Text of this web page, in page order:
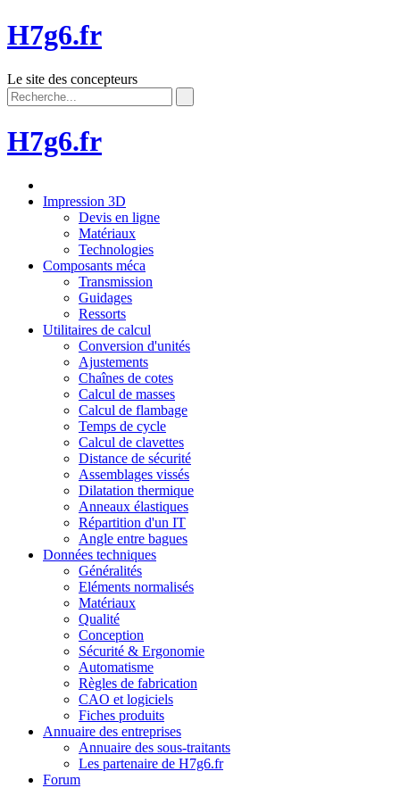
H7g6.fr
Le site des concepteurs
H7g6.fr
Impression 3D
Devis en ligne
Matériaux
Technologies
Composants méca
Transmission
Guidages
Ressorts
Utilitaires de calcul
Conversion d'unités
Ajustements
Chaînes de cotes
Calcul de masses
Calcul de flambage
Temps de cycle
Calcul de clavettes
Distance de sécurité
Assemblages vissés
Dilatation thermique
Anneaux élastiques
Répartition d'un IT
Angle entre bagues
Données techniques
Généralités
Eléments normalisés
Matériaux
Qualité
Conception
Sécurité & Ergonomie
Automatisme
Règles de fabrication
CAO et logiciels
Fiches produits
Annuaire des entreprises
Annuaire des sous-traitants
Les partenaire de H7g6.fr
Forum